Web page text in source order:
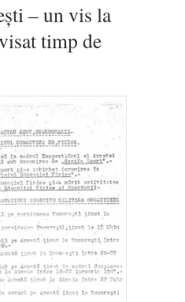
– un vis la
timp de